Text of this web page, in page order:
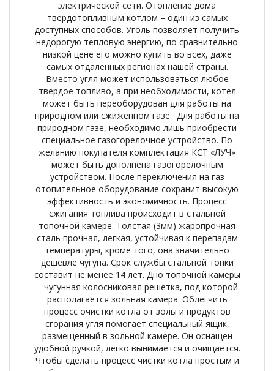
электрической сети. Отопление дома
твердотопливным котлом – один из самых
доступных способов. Уголь позволяет получить
недорогую тепловую энергию, по сравнительно
низкой цене его можно купить во всех, даже
самых отдаленных регионах нашей страны.
Вместо угля может использоваться любое
твердое топливо, а при необходимости, котел
может быть переоборудован для работы на
природном или сжиженном газе. Для работы на
природном газе, необходимо лишь приобрести
специальное газогорелочное устройство. По
желанию покупателя комплектация КСТ «ЛУЧ»
может быть дополнена газогорелочным
устройством. После переключения на газ
отопительное оборудование сохранит высокую
эффективность и экономичность. Процесс
сжигания топлива происходит в стальной
топочной камере. Толстая (3мм) жаропрочная
сталь прочная, легкая, устойчивая к перепадам
температуры, кроме того, она значительно
дешевле чугуна. Срок службы стальной топки
составит не менее 14 лет. Дно топочной камеры
– чугунная колосниковая решетка, под которой
располагается зольная камера. Облегчить
процесс очистки котла от золы и продуктов
сгорания угля помогает специальный ящик,
размещенный в зольной камере. Он оснащен
удобной ручкой, легко вынимается и очищается.
Чтобы сделать процесс чистки котла простым и